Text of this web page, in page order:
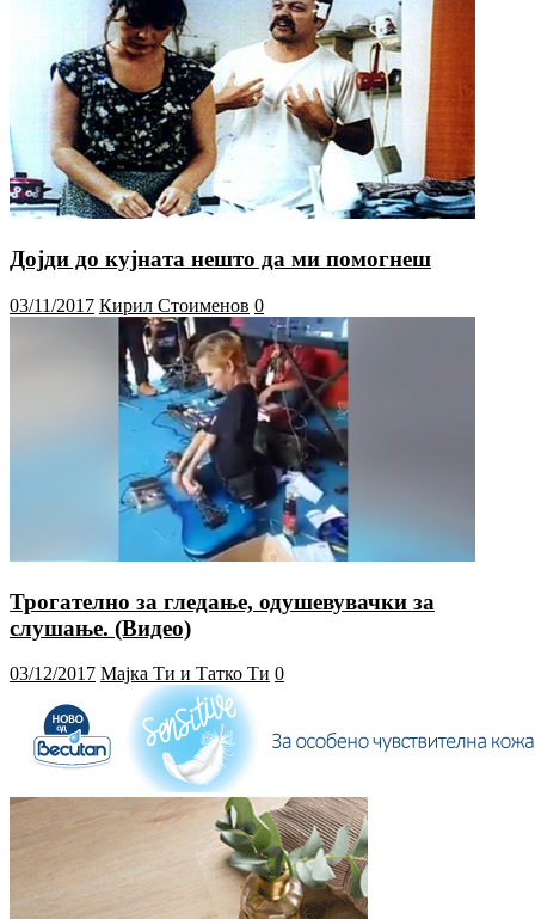
Дојди до кујната нешто да ми помогнеш
03/11/2017 Кирил Стоименов 0
Трогателно за гледање, одушевувачки за
слушање. (Видео)
03/12/2017 Мајка Ти и Татко Ти 0